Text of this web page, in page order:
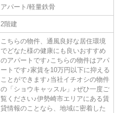
アパート/軽量鉄骨
2階建
こちらの物件、通風良好な居住環境
でどなた様の健康にも良いおすすめ
のアパートです♪こちらの物件はアパ
ートです♪家賃を10万円以下に抑える
ことができます♪当社イチオシの物件
の「ショウキャッスル」♪ぜひ一度ご
覧ください♪伊勢崎市エリアにある賃
貸情報のことなら、地域に密着した